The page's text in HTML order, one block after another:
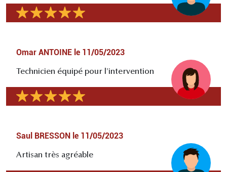
Omar ANTOINE le 11/05/2023
Technicien équipé pour l'intervention
Saul BRESSON le 11/05/2023
Artisan très agréable